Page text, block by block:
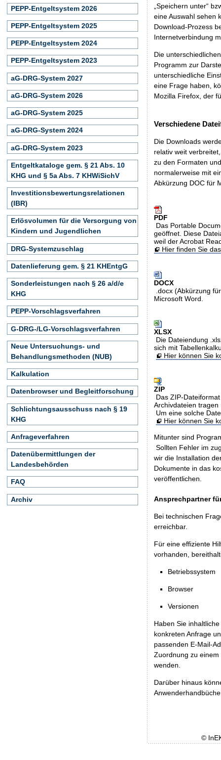
„Speichern unter“
eine Auswahl sehen
Download-Prozess
Internetverbindung
Die
Programm zur
unterschiedliche
eine Frage haben,
Mozilla Firefox, der
Verschiedene
Die Downloads
relativ weit
zu den Formaten
normalerweise mit
Abkürzung DOC für
PDF
Das Portable
geöffnet. Diese
weil der Acrobat
Hier finden Sie
DOCX
.docx (Abkürzung
Microsoft Word.
XLSX
Die Dateiendung
sich mit
Hier können Sie
ZIP
Das ZIP-
Archivdateien
Um eine solche
Hier können Sie
Mitunter sind
Sollten Fehler im
wir die Installation
Dokumente in das
veröffentlichen.
Ansprechpartner
Bei technischen
erreichbar.
Für eine effiziente
vorhanden,
Betriebssystem
Browser
Versionen
Haben Sie
konkreten Anfrage
passenden E-Mail-
Zuordnung zu
wenden.
Darüber hinaus
PEPP-Entgeltsystem 2026
PEPP-Entgeltsystem 2025
PEPP-Entgeltsystem 2024
PEPP-Entgeltsystem 2023
aG-DRG-System 2027
aG-DRG-System 2026
aG-DRG-System 2025
aG-DRG-System 2024
aG-DRG-System 2023
Entgeltkataloge gem. § 21 Abs. 10
KHG und § 5a Abs. 7 KHWiSichV
Investitionsbewertungsrelationen
(IBR)
Erlösvolumen für die Versorgung von
Kindern und Jugendlichen
DRG-Systemzuschlag
Datenlieferung gem. § 21 KHEntgG
Sonderleistungen nach § 26 a/d/e
KHG
PEPP-Vorschlagsverfahren
G-DRG-/LG-Vorschlagsverfahren
Neue Untersuchungs- und
Behandlungsmethoden (NUB)
Kalkulation
Datenbrowser und Begleitforschung
Schlichtungsausschuss nach § 19
KHG
Anfrageverfahren
Datenübermittlungen der
Landesbehörden
FAQ
Archiv
©